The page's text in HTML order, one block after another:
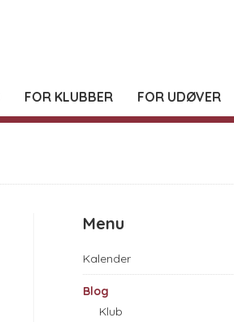
FOR KLUBBER FOR UDØVER
Menu
Kalender
Blog
Klub